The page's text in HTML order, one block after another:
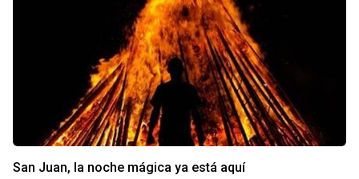
San Juan, la noche mágica ya está aquí